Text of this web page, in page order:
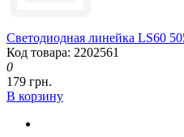
Светодиодная линейка LS60
Код товара: 2202561
0
179 грн.
В корзину